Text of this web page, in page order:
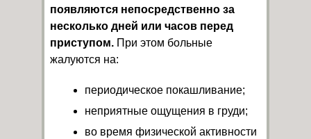
появляются непосредственно за
несколько дней или часов перед
приступом. При этом больные
жалуются на:
периодическое покашливание;
неприятные ощущения в груди;
во время физической активности